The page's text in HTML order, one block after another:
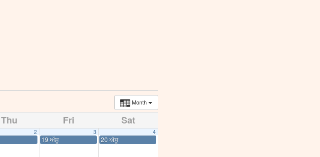
Month
Thu Fri Sat
2 3
19 ਅੱਸੂ
4
20 ਅੱਸੂ